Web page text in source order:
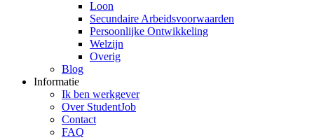
Loon
Secundaire Arbeidsvoorwaarden
Persoonlijke Ontwikkeling
Welzijn
Overig
Blog
Informatie
Ik ben werkgever
Over StudentJob
Contact
FAQ